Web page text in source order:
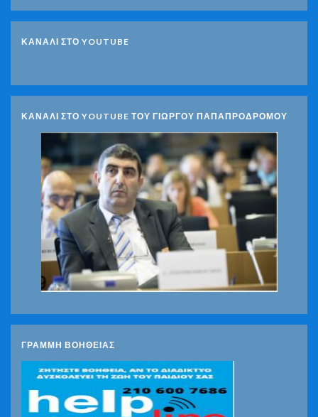
ΚΑΝΑΛΙ ΣΤΟ YOUTUBE
ΚΑΝΑΛΙ ΣΤΟ YOUTUBE ΤΟΥ ΓΙΩΡΓΟΥ ΠΑΠΑΠΡΟΔΡΟΜΟΥ
ΓΡΑΜΜΗ ΒΟΗΘΕΙΑΣ